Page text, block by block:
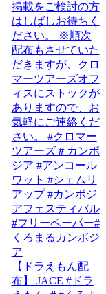
【ドラえもん配
布】 JACE #ドラ